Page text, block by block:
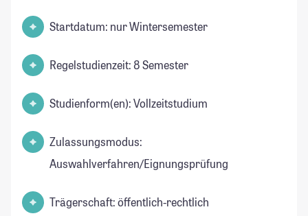
Startdatum: nur Wintersemester
Regelstudienzeit: 8 Semester
Studienform(en): Vollzeitstudium
Zulassungsmodus:
Auswahlverfahren/Eignungsprüfung
Trägerschaft: öffentlich-rechtlich